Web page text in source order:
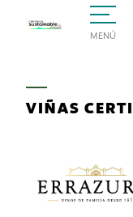
MENÚ
VIÑAS